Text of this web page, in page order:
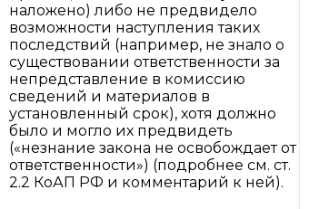
наложено) либо не предвидело
возможности наступления таких
последствий (например, не знало о
существовании ответственности за
непредставление в комиссию
сведений и материалов в
установленный срок), хотя должно
было и могло их предвидеть
(«незнание закона не освобождает от
ответственности») (подробнее см. ст.
2.2 КоАП РФ и комментарий к ней).